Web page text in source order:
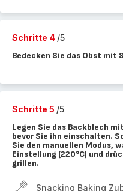
Schritte 4 /5
Bedecken Sie das Obst mit
Schritte 5 /5
Legen Sie das Backblech
bevor Sie ihn einschalten.
Sie den manuellen Modus,
Einstellung (220°C) und
grillen.
Snacking Baking